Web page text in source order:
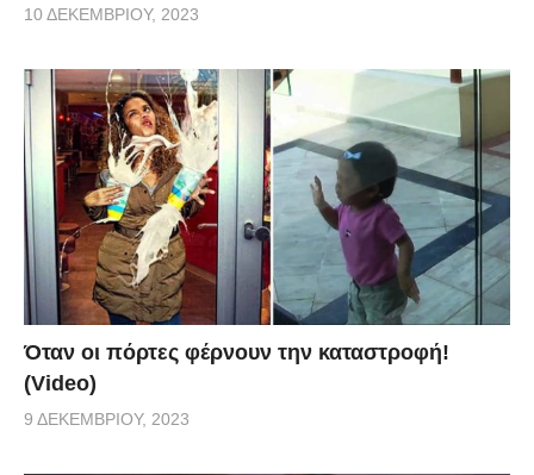
10 ΔΕΚΕΜΒΡΊΟΥ, 2023
Όταν οι πόρτες φέρνουν την καταστροφή!
(Video)
9 ΔΕΚΕΜΒΡΊΟΥ, 2023